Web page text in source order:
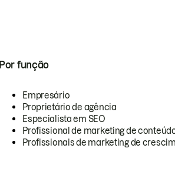
Por função
Empresário
Proprietário de agência
Especialista em SEO
Profissional de marketing de
Profissionais de marketing de